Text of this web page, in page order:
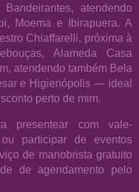
atendendo
Moema e Ibirapuera. A
Chiaffarelli, próxima à
Alameda Casa
atendendo também Bela
e Higienópolis — ideal
perto de mim.
presentear com vale-
participar de eventos
de manobrista gratuito
de agendamento pelo